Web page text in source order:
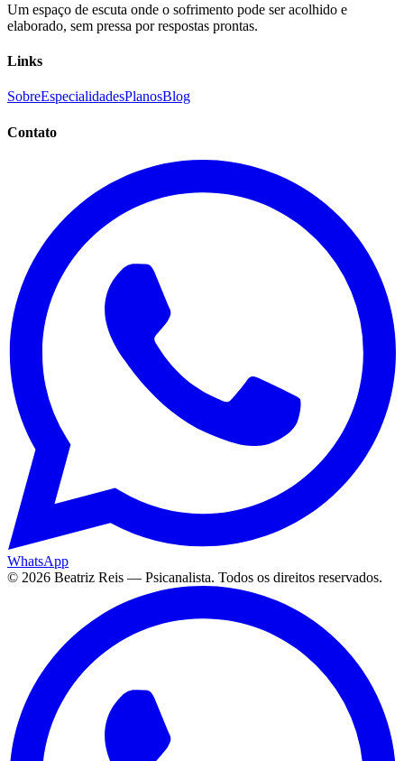
Um espaço de escuta onde o sofrimento pode ser acolhido e
elaborado, sem pressa por respostas prontas.
Links
SobreEspecialidadesPlanosBlog
Contato
WhatsApp
© 2026 Beatriz Reis — Psicanalista. Todos os direitos reservados.